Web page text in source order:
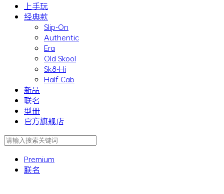
上手玩
经典款
Slip-On
Authentic
Era
Old Skool
Sk8-Hi
Half Cab
新品
联名
型册
官方旗舰店
Premium
联名